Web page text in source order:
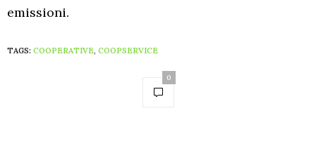
emissioni.
TAGS: COOPERATIVE, COOPSERVICE
0